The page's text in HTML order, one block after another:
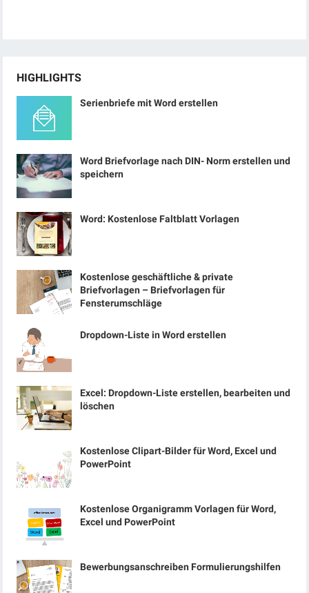
HIGHLIGHTS
Serienbriefe mit Word erstellen
Word Briefvorlage nach DIN- Norm erstellen und
speichern
Word: Kostenlose Faltblatt Vorlagen
Kostenlose geschäftliche & private
Briefvorlagen – Briefvorlagen für
Fensterumschläge
Dropdown-Liste in Word erstellen
Excel: Dropdown-Liste erstellen, bearbeiten und
löschen
Kostenlose Clipart-Bilder für Word, Excel und
PowerPoint
Kostenlose Organigramm Vorlagen für Word,
Excel und PowerPoint
Bewerbungsanschreiben Formulierungshilfen